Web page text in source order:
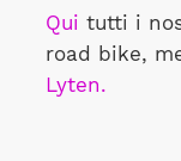
Qui tutti i
road bike,
Lyten.